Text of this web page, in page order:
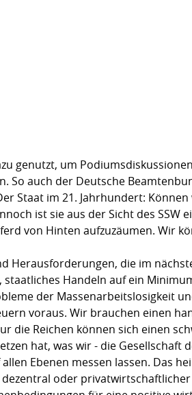
genutzt, um
So auch der Deutsche
Staat im 21. Jahrhundert:
ist sie aus der Sicht des SSW
von Hinten aufzuzäumen. Wir
Herausforderungen, die im
Handeln auf ein
der Massenarbeitslosigkeit
voraus. Wir brauchen einen
die Reichen können sich einen
hat, was wir - die Gesellschaft
Ebenen messen lassen. Das
oder